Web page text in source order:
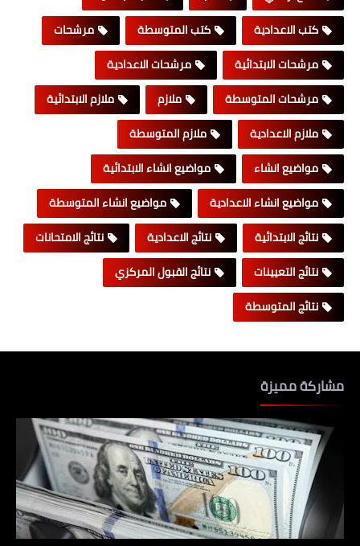
كتب الاعدادية
كتب المتوسطة
مرشحات
مرشحات الابتدائية
مرشحات الاعدادية
مرشحات المتوسطة
ملازم
ملازم الابتدائية
ملازم الاعدادية
ملازم المتوسطة
مواضيع انشاء
مواضيع انشاء الابتدائية
مواضيع انشاء الاعدادية
مواضيع انشاء المتوسطة
نتائج الابتدائية
نتائج الاعدادية
نتائج الامتحانات
نتائج التعيينات
نتائج القبول المركزي
نتائج المتوسطة
مشاركة مميزة